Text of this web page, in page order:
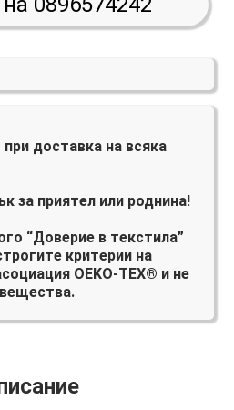
доставка на всяка
за приятел или роднина!
“Доверие в текстила”
критерии на
OEKO-TEX® и не